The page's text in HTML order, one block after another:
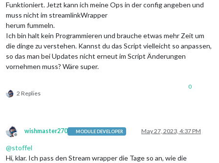
exit_script exit
while [ $STOP == 0 ] ; do
	streamlink
"httpstream://${LINK}" live -p cvlc --
	CUR_PID=
$PID
sleep $SLEEP_TIME
Funktioniert. Jetzt kann ich meine Ops in der config angeben und
muss nicht im streamlinkWrapper
herum fummeln.
Ich bin halt kein Programmieren und brauche etwas mehr Zeit um
die dinge zu verstehen. Kannst du das Script vielleicht so anpassen,
so das man bei Updates nicht erneut im Script Änderungen
vornehmen muss? Wäre super.
2 Replies
0
Offline
wishmaster270 MODULE DEVELOPER May 27, 2023, 4:37 PM
@stoffel
Hi, klar. Ich pass den Stream wrapper die Tage so an, wie die